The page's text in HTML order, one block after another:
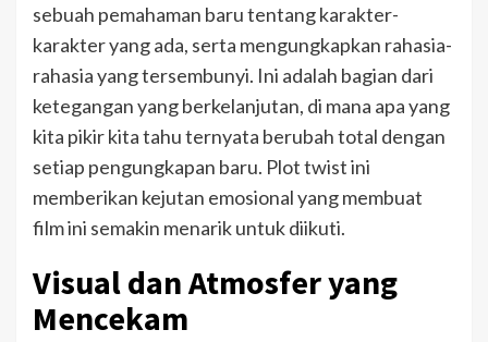
sebuah pemahaman baru tentang karakter-
karakter yang ada, serta mengungkapkan rahasia-
rahasia yang tersembunyi. Ini adalah bagian dari
ketegangan yang berkelanjutan, di mana apa yang
kita pikir kita tahu ternyata berubah total dengan
setiap pengungkapan baru. Plot twist ini
memberikan kejutan emosional yang membuat
film ini semakin menarik untuk diikuti.
Visual dan Atmosfer yang
Mencekam